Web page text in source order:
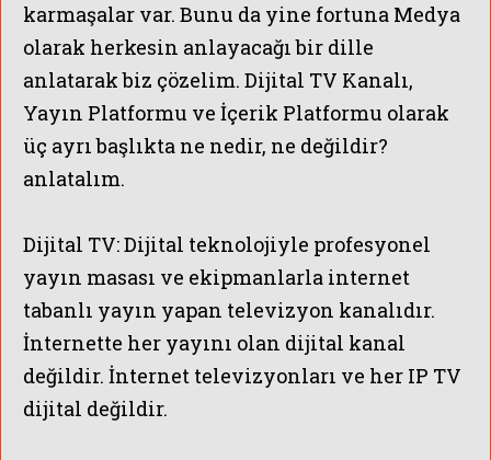
karmaşalar var. Bunu da yine fortuna Medya
olarak herkesin anlayacağı bir dille
anlatarak biz çözelim. Dijital TV Kanalı,
Yayın Platformu ve İçerik Platformu olarak
üç ayrı başlıkta ne nedir, ne değildir?
anlatalım.
Dijital TV:Dijital teknolojiyle profesyonel
yayın masası ve ekipmanlarla internet
tabanlı yayın yapan televizyon kanalıdır.
İnternette her yayını olan dijital kanal
değildir. İnternet televizyonları ve her IP TV
dijital değildir.